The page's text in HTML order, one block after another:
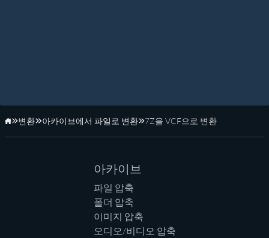
홈페이지
변환 아카이브에서 파일로 변환 7Z을 VCF으로 변환
아카이브
파일 압축
폴더 압축
이미지 압축
오디오/비디오 압축